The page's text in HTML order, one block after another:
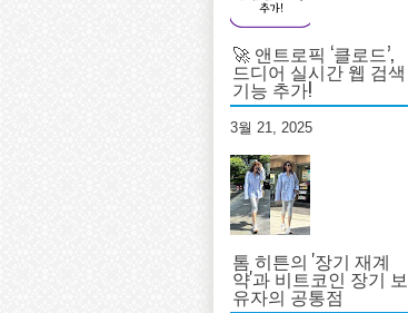
🚀 앤트로픽 ‘클로드’,
드디어 실시간 웹 검색
기능 추가!
3월 21, 2025
톰 히튼의 '장기 재계
약'과 비트코인 장기 보
유자의 공통점